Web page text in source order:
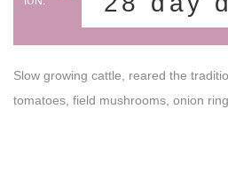
Slow growing cattle, reared the
tomatoes, field mushrooms, onion